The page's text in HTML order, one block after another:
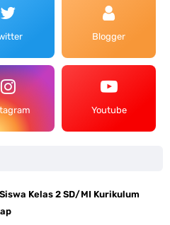
Blogger
Youtube
Kelas 2 SD/MI Kurikulum